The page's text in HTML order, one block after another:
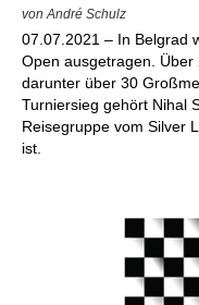
von André Schulz
07.07.2021 – In Belgrad
Open ausgetragen. Über
darunter über 30
Turniersieg gehört Nihal
Reisegruppe vom Silver
ist.